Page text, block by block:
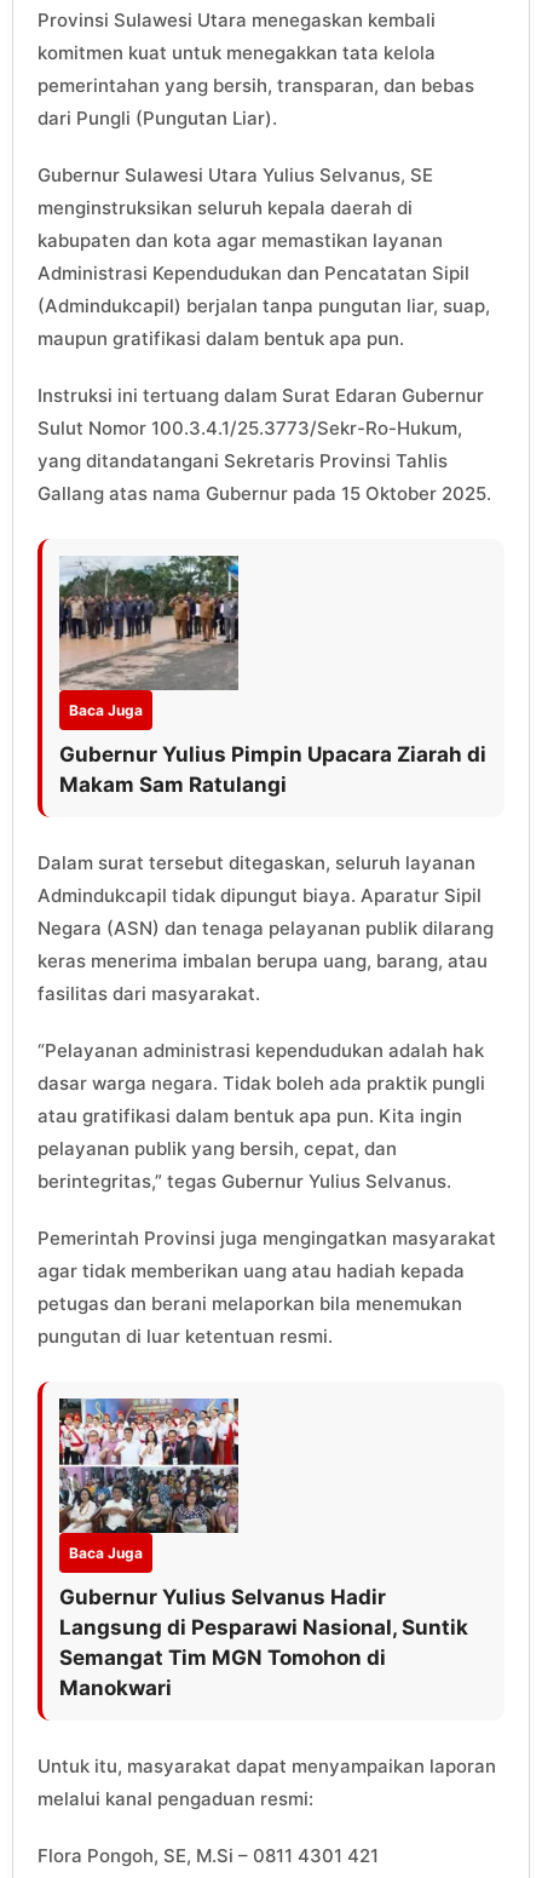
Provinsi Sulawesi Utara menegaskan kembali
komitmen kuat untuk menegakkan tata kelola
pemerintahan yang bersih, transparan, dan bebas
dari Pungli (Pungutan Liar).
Gubernur Sulawesi Utara Yulius Selvanus, SE
menginstruksikan seluruh kepala daerah di
kabupaten dan kota agar memastikan layanan
Administrasi Kependudukan dan Pencatatan Sipil
(Admindukcapil) berjalan tanpa pungutan liar, suap,
maupun gratifikasi dalam bentuk apa pun.
Instruksi ini tertuang dalam Surat Edaran Gubernur
Sulut Nomor 100.3.4.1/25.3773/Sekr-Ro-Hukum,
yang ditandatangani Sekretaris Provinsi Tahlis
Gallang atas nama Gubernur pada 15 Oktober 2025.
Baca Juga
Gubernur Yulius Pimpin Upacara Ziarah di
Makam Sam Ratulangi‎
Dalam surat tersebut ditegaskan, seluruh layanan
Admindukcapil tidak dipungut biaya. Aparatur Sipil
Negara (ASN) dan tenaga pelayanan publik dilarang
keras menerima imbalan berupa uang, barang, atau
fasilitas dari masyarakat.
“Pelayanan administrasi kependudukan adalah hak
dasar warga negara. Tidak boleh ada praktik pungli
atau gratifikasi dalam bentuk apa pun. Kita ingin
pelayanan publik yang bersih, cepat, dan
berintegritas,” tegas Gubernur Yulius Selvanus.
Pemerintah Provinsi juga mengingatkan masyarakat
agar tidak memberikan uang atau hadiah kepada
petugas dan berani melaporkan bila menemukan
pungutan di luar ketentuan resmi.
Baca Juga
Gubernur Yulius Selvanus Hadir
Langsung di Pesparawi Nasional, Suntik
Semangat Tim MGN Tomohon di
Manokwari
Untuk itu, masyarakat dapat menyampaikan laporan
melalui kanal pengaduan resmi:
Flora Pongoh, SE, M.Si – 0811 4301 421